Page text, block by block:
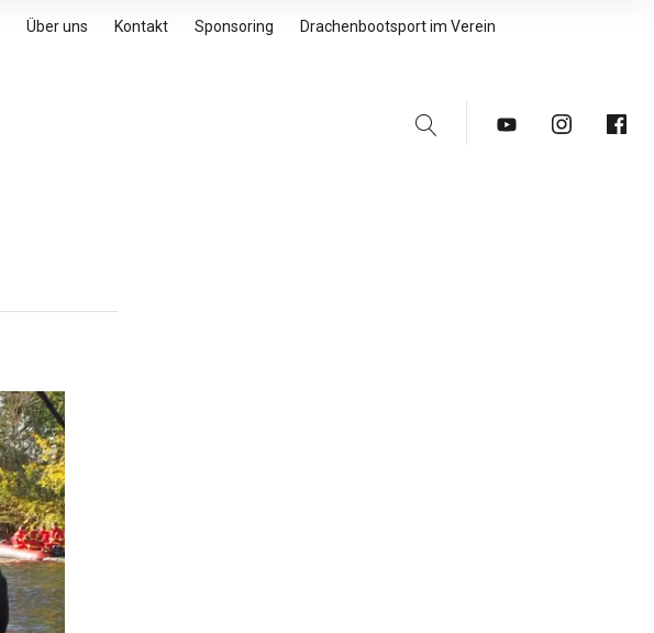
Über uns Kontakt Sponsoring Drachenbootsport im Verein
Suche YoutubeInstagram